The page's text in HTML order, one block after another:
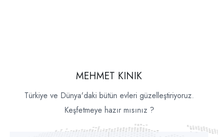
MEHMET KINIK
Türkiye ve Dünya'daki bütün evleri güzelleştiriyoruz.
Keşfetmeye hazır mısınız ?